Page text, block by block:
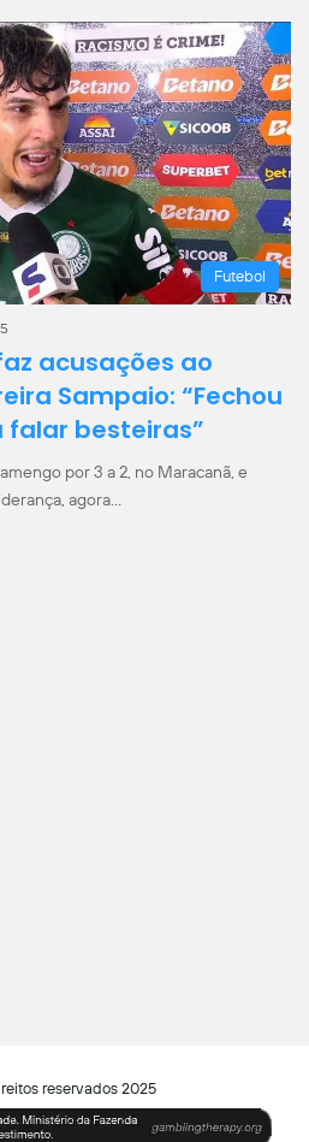
Futebol
acusações ao
Sampaio: “Fechou
besteiras”
por 3 a 2, no Maracanã, e
agora…
reservados 2025